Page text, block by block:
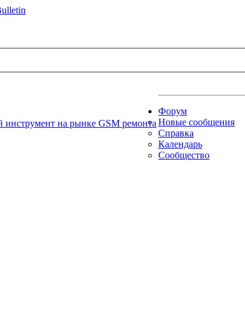
Форум
Новые сообщения
Справка
Календарь
Сообщество